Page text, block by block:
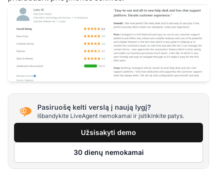
Pasiruošę kelti verslą į naują lygį?
Išbandykite LiveAgent nemokamai ir įsitikinkite patys.
Užsisakyti demo
30 dienų nemokamai